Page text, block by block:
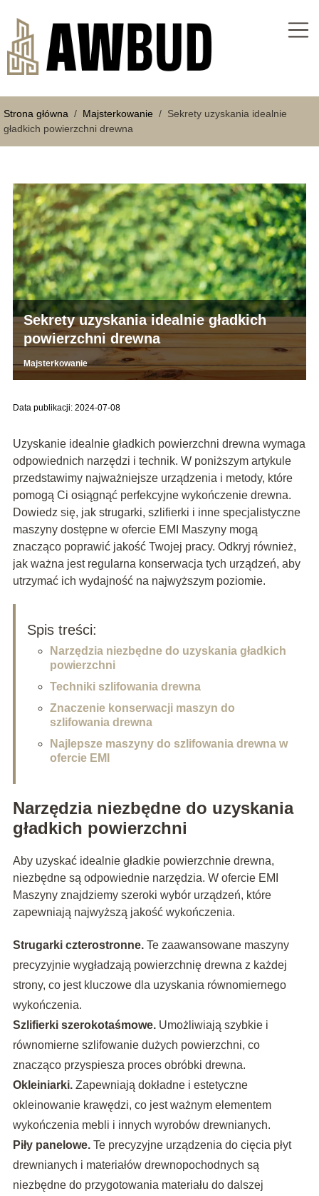
Strona główna / Majsterkowanie / Sekrety uzyskania idealnie
gładkich powierzchni drewna
Sekrety uzyskania idealnie gładkich
powierzchni drewna
Majsterkowanie
Data publikacji: 2024-07-08
Uzyskanie idealnie gładkich powierzchni drewna wymaga
odpowiednich narzędzi i technik. W poniższym artykule
przedstawimy najważniejsze urządzenia i metody, które
pomogą Ci osiągnąć perfekcyjne wykończenie drewna.
Dowiedz się, jak strugarki, szlifierki i inne specjalistyczne
maszyny dostępne w ofercie EMI Maszyny mogą
znacząco poprawić jakość Twojej pracy. Odkryj również,
jak ważna jest regularna konserwacja tych urządzeń, aby
utrzymać ich wydajność na najwyższym poziomie.
Spis treści:
Narzędzia niezbędne do uzyskania gładkich
powierzchni
Techniki szlifowania drewna
Znaczenie konserwacji maszyn do
szlifowania drewna
Najlepsze maszyny do szlifowania drewna w
ofercie EMI
Narzędzia niezbędne do uzyskania
gładkich powierzchni
Aby uzyskać idealnie gładkie powierzchnie drewna,
niezbędne są odpowiednie narzędzia. W ofercie EMI
Maszyny znajdziemy szeroki wybór urządzeń, które
zapewniają najwyższą jakość wykończenia.
Strugarki czterostronne. Te zaawansowane maszyny
precyzyjnie wygładzają powierzchnię drewna z każdej
strony, co jest kluczowe dla uzyskania równomiernego
wykończenia.
Szlifierki szerokotaśmowe. Umożliwiają szybkie i
równomierne szlifowanie dużych powierzchni, co
znacząco przyspiesza proces obróbki drewna.
Okleiniarki. Zapewniają dokładne i estetyczne
okleinowanie krawędzi, co jest ważnym elementem
wykończenia mebli i innych wyrobów drewnianych.
Piły panelowe. Te precyzyjne urządzenia do cięcia płyt
drewnianych i materiałów drewnopochodnych są
niezbędne do przygotowania materiału do dalszej